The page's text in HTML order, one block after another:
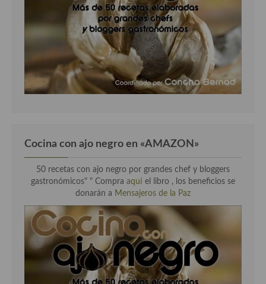
Cocina con ajo negro en «AMAZON»
50 recetas con ajo negro por grandes chef y bloggers
gastronómicos" " Compra aquí el libro , los beneficios se
donarán a Mensajeros de la Paz